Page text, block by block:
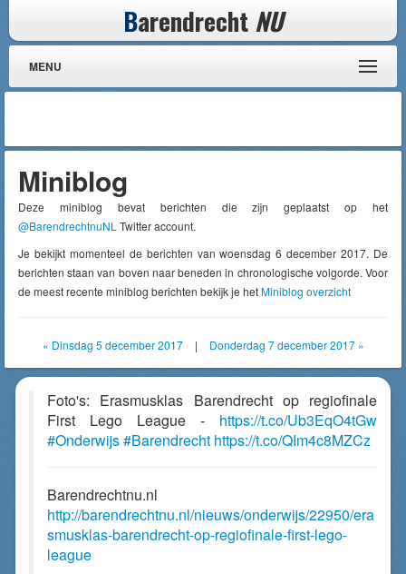
Barendrecht NU
MENU
Miniblog
Deze miniblog bevat berichten die zijn geplaatst op het
@BarendrechtnuNL Twitter account.
Je bekijkt momenteel de berichten van woensdag 6 december 2017. De
berichten staan van boven naar beneden in chronologische volgorde. Voor
de meest recente miniblog berichten bekijk je hetMiniblog overzicht
« Dinsdag 5 december 2017 | Donderdag 7 december 2017 »
Foto's: Erasmusklas Barendrecht op regiofinale
First Lego League - https://t.co/Ub3EqO4tGw
#Onderwijs#Barendrecht https://t.co/QIm4c8MZCz
Barendrechtnu.nl
http://barendrechtnu.nl/nieuws/onderwijs/22950/era
smusklas-barendrecht-op-regiofinale-first-lego-
league